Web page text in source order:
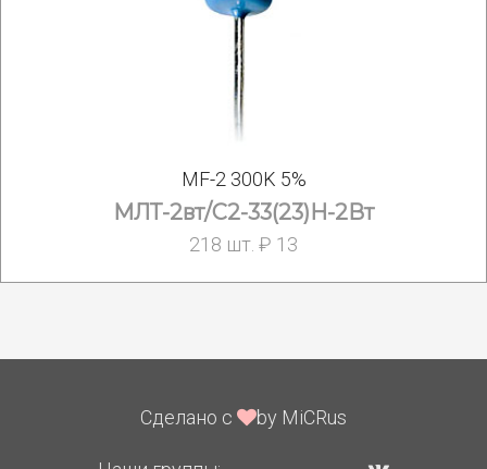
MF-2 300K 5%
МЛТ-2вт/С2-33(23)Н-2Вт
218 шт. ₽ 13
Сделано с by MiCRus